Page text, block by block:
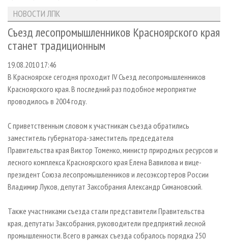
ЛЕСОЗАГОТОВКА
ЛЕСОПИЛЕНИЕ
СУШКА ДРЕВЕСИНЫ
ПРОИЗВОДСТВО ДРЕВЕСНЫХ ПЛИТ
ДЕРЕВЯННОЕ ДОМОСТРОЕНИЕ
ПРОИЗВОДСТВО МЕБЕЛИ
БИОЭНЕРГЕТИКА
ЦБП
ИНСТРУМЕНТ И МАТЕРИАЛЫ
НОВОСТИ ЛПК
НОВОСТИ ЖУРНАЛА
ПРОЕКТЫ ЛПИ
АНАЛИТИКА
ПРЕДПРИЯТИЯ ЛПК
ПЕРСОНЫ
МОБИЛЬНЫЕ ВЫСТАВКИ
ОФИЦИАЛЬНЫЕ ДЕЛЕГАЦИИ
ПРИОРИТЕТНЫЕ ИНВЕСТПРОЕКТЫ
RUSSIAN FORESTRY REVIEW
ГАЗЕТА ЛЕСПРОМФОРУМ
БИБЛИОТЕКА СПЕЦИАЛИСТА
АРХИВ ЖУРНАЛОВ
О ЖУРНАЛЕ
ПОДПИСКА
КОНТАКТЫ
РЕКЛАМОДАТЕЛЯМ
РЕКЛАМА
РЕКЛАМА НА САЙТЕ
НОВОСТИ ЛПК
Съезд лесопромышленников Красноярского края
станет традиционным
19.08.2010 17:46
В Красноярске сегодня проходит IV Съезд лесопромышленников
Красноярского края. В последний раз подобное мероприятие
проводилось в 2004 году.
С приветственным словом к участникам съезда обратились
заместитель губернатора-заместитель председателя
Правительства края Виктор Томенко, министр природных ресурсов и
лесного комплекса Красноярского края Елена Вавилова и вице-
президент Союза лесопромышленников и лесоэксортеров России
Владимир Луков, депутат Заксобрания Александр Симановский.
Также участниками съезда стали представители Правительства
края, депутаты Заксобрания, руководители предприятий лесной
промышленности. Всего в рамках съезда собралось порядка 250